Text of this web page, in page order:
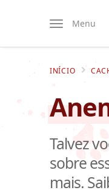
Menu
INÍCIO
Talvez
sobre
mais.